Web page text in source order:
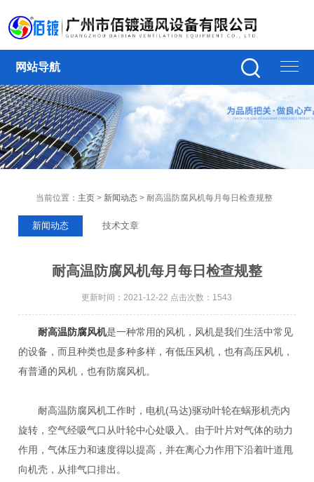
网站导航
当前位置： 主页 > 新闻动态 > 耐高温防腐风机每月每日检查规整
新闻动态 技术文章
耐高温防腐风机每月每日检查规整
更新时间：2021-12-22 点击次数：1543
耐高温防腐风机是一种常用的风机，风机是我们生活中常见
的设备，而且种类也是多种多样，有低压风机，也有高压风机，
有普通的风机，也有防腐风机。
耐高温防腐风机工作时，电机(马达)驱动叶轮在蜗形机壳内
旋转，空气经吸气口从叶轮中心处吸入。由于叶片对气体的动力
作用，气体压力和速度得以提高，并在离心力作用下沿着叶道甩
向机壳，从排气口排出。